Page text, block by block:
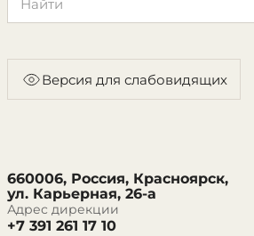
Версия для слабовидящих
660006, Россия, Красноярск,
ул. Карьерная, 26-а
Адрес дирекции
+7 391 261 17 10